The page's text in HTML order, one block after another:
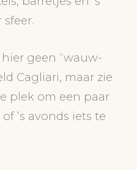
geen “wauw-
Cagliari, maar zie
plek om een paar
’s avonds iets te